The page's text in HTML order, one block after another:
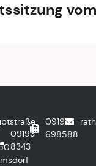
vom
09193
8343
09193
698588